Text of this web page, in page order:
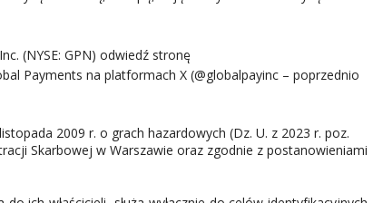
(NYSE: GPN) odwiedź stronę
Payments na platformach X (@globalpayinc – poprzednio
2009 r. o grach hazardowych (Dz. U. z 2023 r. poz.
Skarbowej w Warszawie oraz zgodnie z postanowieniami